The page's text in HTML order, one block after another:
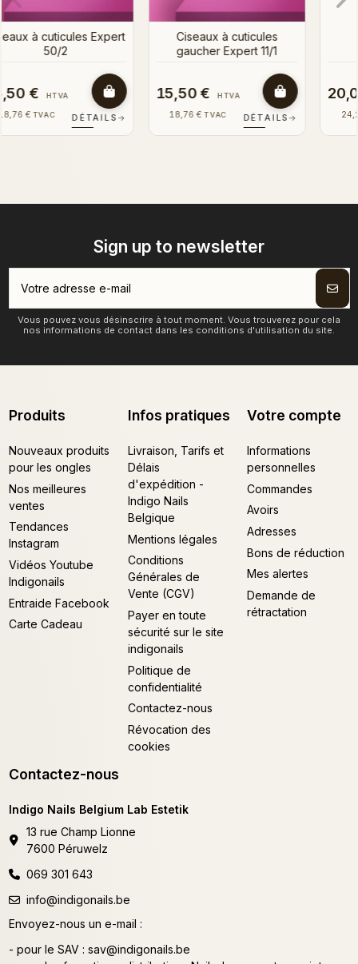
Ciseaux à cuticules Expert
20,00 € HTVA
24,20 € TVAC DÉTAILS →
15,00 € HTVA
18,15 € TVAC DÉTAILS →
Sign up to newsletter
Vous pouvez vous désinscrire à tout moment. Vous trouverez pour cela
nos informations de contact dans les conditions d'utilisation du site.
Produits
Nouveaux produits
pour les ongles
Nos meilleures
ventes
Tendances
Instagram
Vidéos Youtube
Indigonails
Entraide Facebook
Carte Cadeau
Infos pratiques
Livraison, Tarifs et
Délais
d'expédition -
Indigo Nails
Belgique
Mentions légales
Conditions
Générales de
Vente (CGV)
Payer en toute
sécurité sur le site
indigonails
Politique de
confidentialité
Contactez-nous
Révocation des
cookies
Votre compte
Informations
personnelles
Commandes
Avoirs
Adresses
Bons de réduction
Mes alertes
Demande de
rétractation
Contactez-nous
Indigo Nails Belgium Lab Estetik
13 rue Champ Lionne
7600 Péruwelz
069 301 643
info@indigonails.be
Envoyez-nous un e-mail :
- pour le SAV : sav@indigonails.be